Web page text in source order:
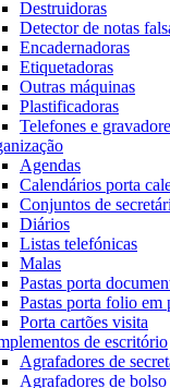
Destruidoras
Detector de notas
Encadernadoras
Etiquetadoras
Outras máquinas
Plastificadoras
Telefones e
Agendas
Calendários porta
Conjuntos de
Diários
Listas telefónicas
Malas
Pastas porta
Pastas porta folio em
Porta cartões visita
de escritório
Agrafadores de
Agrafadores de bolso